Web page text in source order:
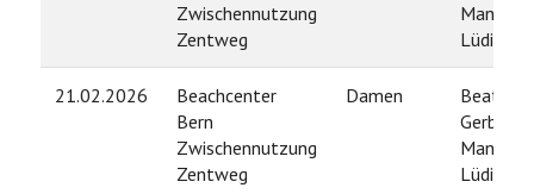
Zwischennutzung
Zentweg
Manuela
Lüdi
21.02.2026
Beachcenter
Bern
Zwischennutzung
Zentweg
Damen
Beatrice
Gerber /
Manuela
Lüdi